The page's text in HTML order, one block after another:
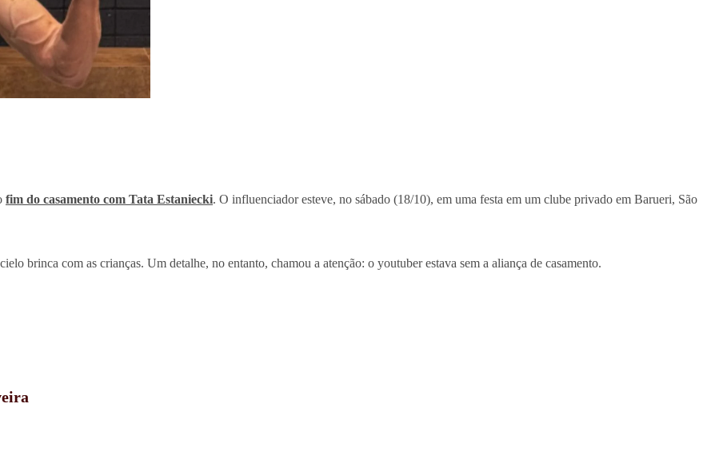
fim do casamento com Tata Estaniecki. O influenciador esteve, no sábado (18/10), em uma festa em um clube privado em Barueri, São
brinca com as crianças. Um detalhe, no entanto, chamou a atenção: o youtuber estava sem a aliança de casamento.